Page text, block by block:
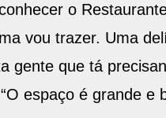
o
vou trazer. Uma
gente que tá
espaço é grande e